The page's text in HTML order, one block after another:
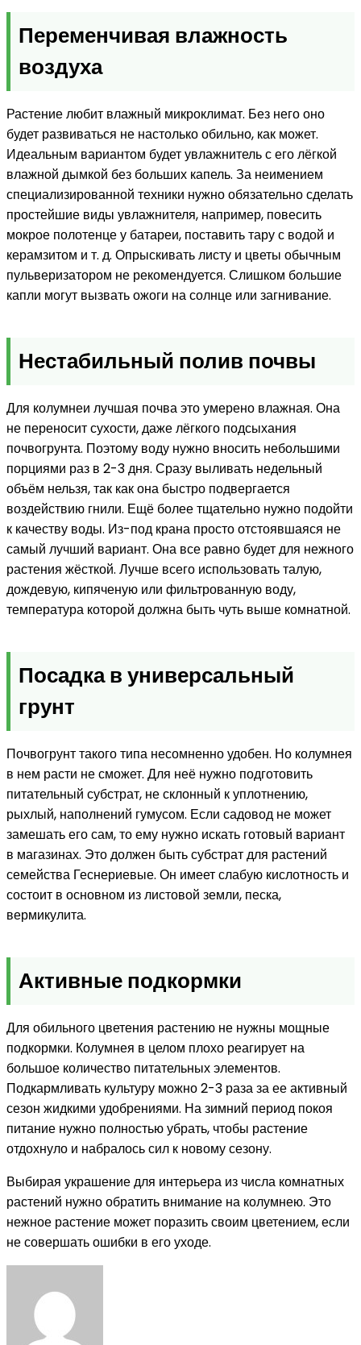
Переменчивая влажность
воздуха
Растение любит влажный микроклимат. Без него оно
будет развиваться не настолько обильно, как может.
Идеальным вариантом будет увлажнитель с его лёгкой
влажной дымкой без больших капель. За неимением
специализированной техники нужно обязательно сделать
простейшие виды увлажнителя, например, повесить
мокрое полотенце у батареи, поставить тару с водой и
керамзитом и т. д. Опрыскивать листу и цветы обычным
пульверизатором не рекомендуется. Слишком большие
капли могут вызвать ожоги на солнце или загнивание.
Нестабильный полив почвы
Для колумнеи лучшая почва это умерено влажная. Она
не переносит сухости, даже лёгкого подсыхания
почвогрунта. Поэтому воду нужно вносить небольшими
порциями раз в 2-3 дня. Сразу выливать недельный
объём нельзя, так как она быстро подвергается
воздействию гнили. Ещё более тщательно нужно подойти
к качеству воды. Из-под крана просто отстоявшаяся не
самый лучший вариант. Она все равно будет для нежного
растения жёсткой. Лучше всего использовать талую,
дождевую, кипяченую или фильтрованную воду,
температура которой должна быть чуть выше комнатной.
Посадка в универсальный
грунт
Почвогрунт такого типа несомненно удобен. Но колумнея
в нем расти не сможет. Для неё нужно подготовить
питательный субстрат, не склонный к уплотнению,
рыхлый, наполнений гумусом. Если садовод не может
замешать его сам, то ему нужно искать готовый вариант
в магазинах. Это должен быть субстрат для растений
семейства Геснериевые. Он имеет слабую кислотность и
состоит в основном из листовой земли, песка,
вермикулита.
Активные подкормки
Для обильного цветения растению не нужны мощные
подкормки. Колумнея в целом плохо реагирует на
большое количество питательных элементов.
Подкармливать культуру можно 2-3 раза за ее активный
сезон жидкими удобрениями. На зимний период покоя
питание нужно полностью убрать, чтобы растение
отдохнуло и набралось сил к новому сезону.
Выбирая украшение для интерьера из числа комнатных
растений нужно обратить внимание на колумнею. Это
нежное растение может поразить своим цветением, если
не совершать ошибки в его уходе.